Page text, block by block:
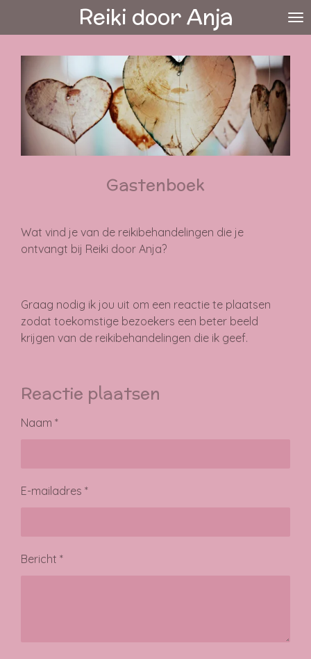
hoofdinhoud
Reiki door Anja
Gastenboek
Wat vind je van de reikibehandelingen die je
ontvangt bij Reiki door Anja?
Graag nodig ik jou uit om een reactie te plaatsen
zodat toekomstige bezoekers een beter beeld
krijgen van de reikibehandelingen die ik geef.
Reactie plaatsen
Naam *
E-mailadres *
Bericht *